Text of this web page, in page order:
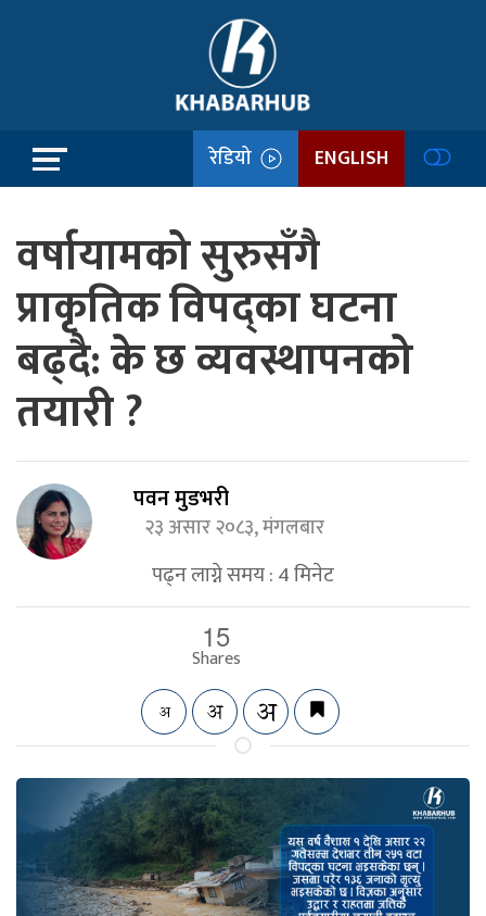
रेडियो ENGLISH
वर्षायामको सुरुसँगै
प्राकृतिक विपद्का घटना
बढ्दै: के छ व्यवस्थापनको
तयारी ?
पवन मुडभरी
२३ असार २०८३, मंगलबार
पढ्न लाग्ने समय :4मिनेट
15
Shares